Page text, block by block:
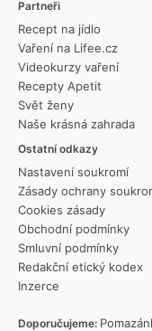
Partneři
Recept na jídlo
Vaření na Lifee.cz
Videokurzy vaření
Recepty Apetit
Svět ženy
Naše krásná zahrada
Ostatní odkazy
Nastavení soukromí
Zásady ochrany
Cookies zásady
Obchodní podmínky
Smluvní podmínky
Redakční etický kodex
Inzerce
Doporučujeme: